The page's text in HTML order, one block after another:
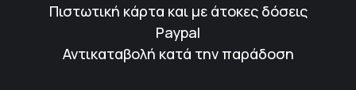
Πιστωτική κάρτα και με άτοκες δόσεις
Paypal
Αντικαταβολή κατά την παράδοση